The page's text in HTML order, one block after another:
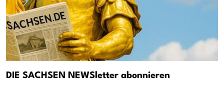
DIE SACHSEN NEWSletter abonnieren